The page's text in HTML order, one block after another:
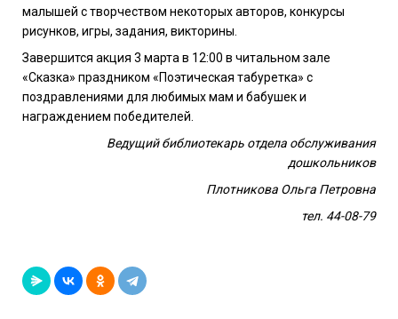
малышей с творчеством некоторых авторов, конкурсы
рисунков, игры, задания, викторины.
Завершится акция 3 марта в 12:00 в читальном зале
«Сказка» праздником «Поэтическая табуретка» с
поздравлениями для любимых мам и бабушек и
награждением победителей.
Ведущий библиотекарь отдела обслуживания
дошкольников
Плотникова Ольга Петровна
тел. 44-08-79